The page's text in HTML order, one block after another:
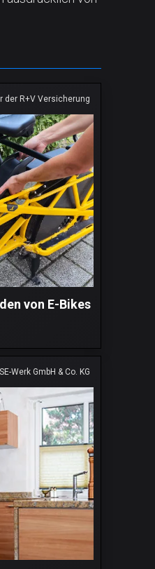
der R+V Versicherung
von E-Bikes
Werk GmbH & Co. KG